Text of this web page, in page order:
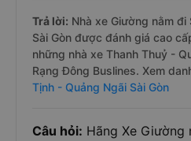
Trả lời: Nhà xe Giường nằm
Sài Gòn được đánh giá cao
những nhà xe Thanh Thuỷ -
Rạng Đông Buslines. Xem
Tịnh - Quảng Ngãi Sài Gòn
Câu hỏi: Hãng Xe Giường